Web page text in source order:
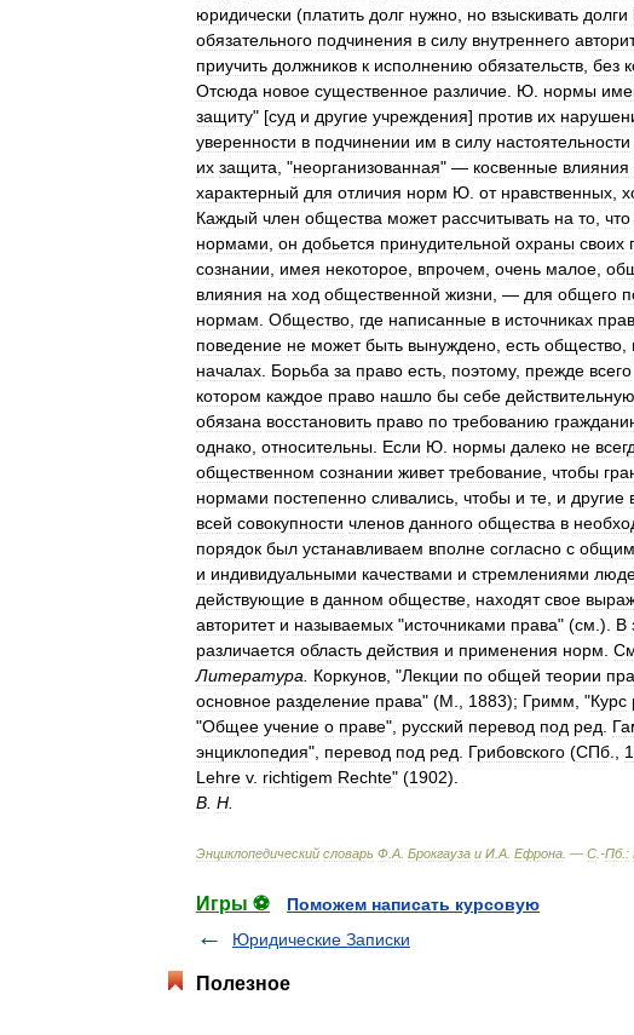
юридически (платить долг нужно но взыскивать долги
обязательного подчинения в силу внутреннего
приучить должников к исполнению обязательств без
Отсюда новое существенное различие Ю нормы
защиту" [суд и другие учреждения] против их
уверенности в подчинении им в силу настоятельности
их защита , "неорганизованная" — косвенные влияния
характерный для отличия норм Ю от нравственных
Каждый член общества может рассчитывать на то что
нормами он добьется принудительной охраны своих
сознании
имея некоторое впрочем очень малое
влияния на ход общественной жизни , — для общего
нормам Общество где написанные в источниках
поведение не может быть вынуждено есть общество
началах Борьба за право есть поэтому, прежде всего
котором каждое право нашло бы себе действительную
обязана восстановить право по требованию
однако относительны Если Ю нормы далеко не
общественном сознании живет требование чтобы
нормами постепенно сливались чтобы и те и другие
всей совокупности членов данного общества в
порядок был устанавливаем вполне согласно с
и индивидуальными качествами и стремлениями
действующие в данном обществе находят свое
авторитет и называемых "источниками права" (см .). В
различается область действия и применения норм
Литература
Коркунов , "Лекции по общей теории
основное разделение права" (М 1883); Гримм , "Курс
"Общее учение о праве", русский перевод под ред
энциклопедия", перевод под ред Грибовского (СПб
Lehre v. richtigem Rechte" (1902).
В Н
Энциклопедический словарь Ф А Брокгауза и И А Ефрона . — С .-Пб. :
Игры ⚽
Поможем написать курсовую
Юридические Записки
Полезное